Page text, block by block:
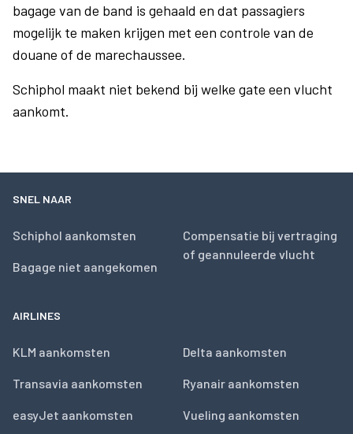
bagage van de band is gehaald en dat passagiers
mogelijk te maken krijgen met een controle van de
douane of de marechaussee.
Schiphol maakt niet bekend bij welke gate een vlucht
aankomt.
SNEL NAAR
Schiphol aankomsten
Bagage niet aangekomen
Compensatie bij vertraging
of geannuleerde vlucht
AIRLINES
KLM aankomsten
Transavia aankomsten
easyJet aankomsten
Delta aankomsten
Ryanair aankomsten
Vueling aankomsten